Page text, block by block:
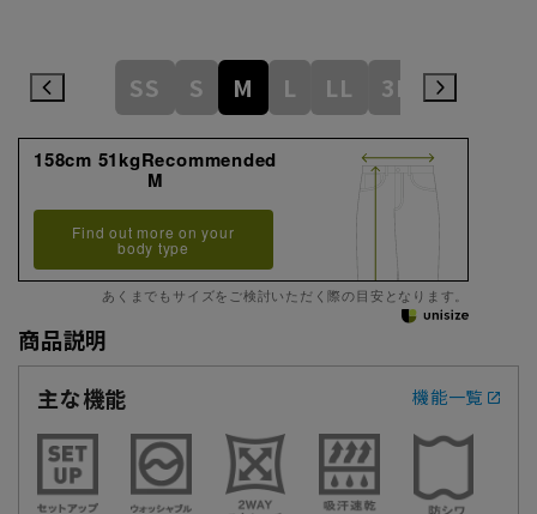
SS S M L LL 3L
158cm 51kgRecommended
M
Find out more on your
body type
あくまでもサイズをご検討いただく際の目安となります。
商品説明
主な機能
機能一覧